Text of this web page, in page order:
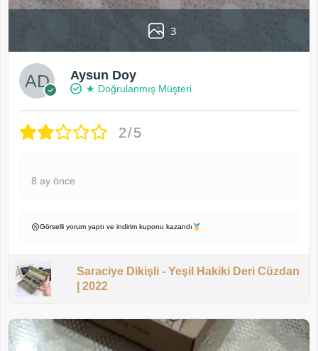
3
Aysun Doy
★ Doğrulanmış Müşteri
2/5
8 ay önce
Görselli yorum yaptı ve indirim kuponu kazandı
Saraciye Dikişli - Yeşil Hakiki Deri Cüzdan
| 2022